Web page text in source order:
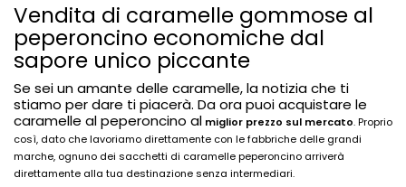
Vendita di caramelle gommose al
peperoncino economiche dal
sapore unico piccante
Se sei un amante delle caramelle, la notizia che ti
stiamo per dare ti piacerà. Da ora puoi acquistare le
caramelle al peperoncino al miglior prezzo sul mercato. Proprio
così, dato che lavoriamo direttamente con le fabbriche delle grandi
marche, ognuno dei sacchetti di caramelle peperoncino arriverà
direttamente alla tua destinazione senza intermediari.